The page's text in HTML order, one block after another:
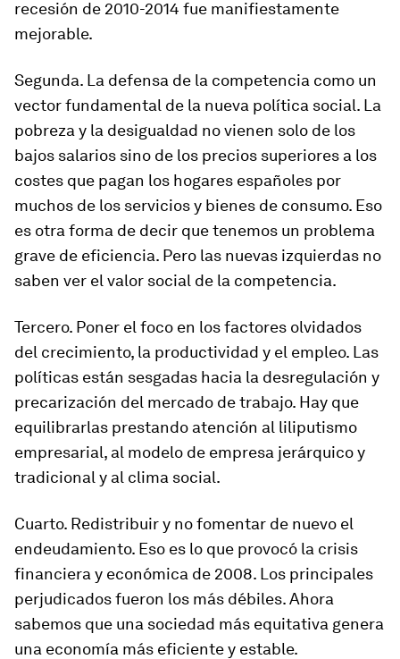
recesión de 2010-2014 fue manifiestamente
mejorable.
Segunda. La defensa de la competencia como un
vector fundamental de la nueva política social. La
pobreza y la desigualdad no vienen solo de los
bajos salarios sino de los precios superiores a los
costes que pagan los hogares españoles por
muchos de los servicios y bienes de consumo. Eso
es otra forma de decir que tenemos un problema
grave de eficiencia. Pero las nuevas izquierdas no
saben ver el valor social de la competencia.
Tercero. Poner el foco en los factores olvidados
del crecimiento, la productividad y el empleo. Las
políticas están sesgadas hacia la desregulación y
precarización del mercado de trabajo. Hay que
equilibrarlas prestando atención al liliputismo
empresarial, al modelo de empresa jerárquico y
tradicional y al clima social.
Cuarto. Redistribuir y no fomentar de nuevo el
endeudamiento. Eso es lo que provocó la crisis
financiera y económica de 2008. Los principales
perjudicados fueron los más débiles. Ahora
sabemos que una sociedad más equitativa genera
una economía más eficiente y estable.